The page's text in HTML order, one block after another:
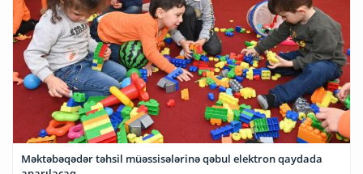
Məktəbəqədər təhsil müəssisələrinə qəbul elektron qaydada